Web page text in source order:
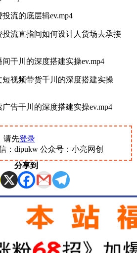
流的底层辑ev.mp4
投流直指间如何设计人货场去承接
干川的深度搭建实操ev.mp4
短视频带货千川的深度搭建实操
告干川的深度搭建实操ev.mp4
请先登录
若资源失效，请加微信：dipukw 公众号：小亮网创
分享到